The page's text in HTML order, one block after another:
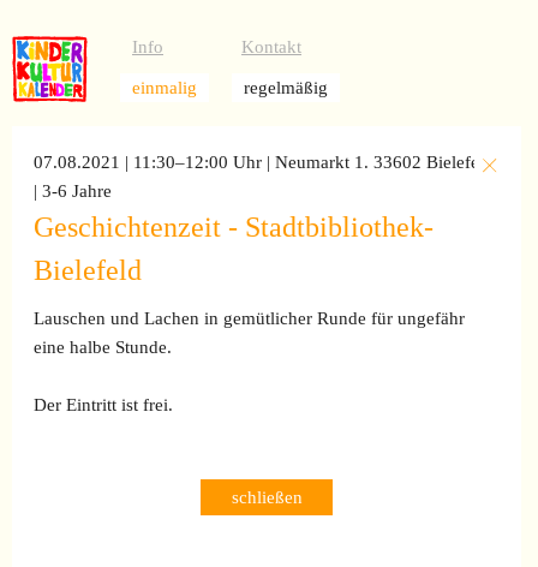
einmalig regelmäßig
Info Kontakt
07.08.2021 | 11:30–12:00 Uhr | Neumarkt 1. 33602 Bielefeld
| 3-6 Jahre
Geschichtenzeit - Stadtbibliothek-
Bielefeld
Lauschen und Lachen in gemütlicher Runde für ungefähr
eine halbe Stunde.
Der Eintritt ist frei.
schließen